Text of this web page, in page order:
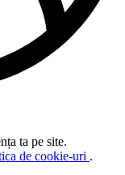
ta pe site.
de cookie-uri .